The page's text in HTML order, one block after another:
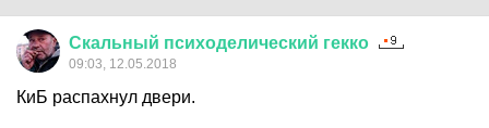
Скальный психоделический гекко
09:03, 12.05.2018
КиБ распахнул двери.